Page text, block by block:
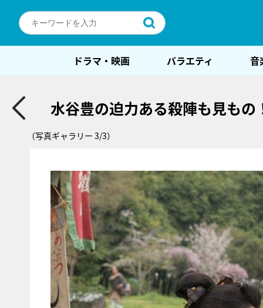
ドラマ・映画 バラエティ 音
水谷豊の迫力ある殺陣も見も
（写真ギャラリー 3/3）